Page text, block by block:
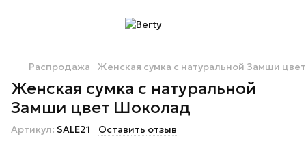
Распродажа Женская сумка с натуральной Замши
Женская сумка с натуральной
Замши цвет Шоколад
Артикул: SALE21 Оставить отзыв